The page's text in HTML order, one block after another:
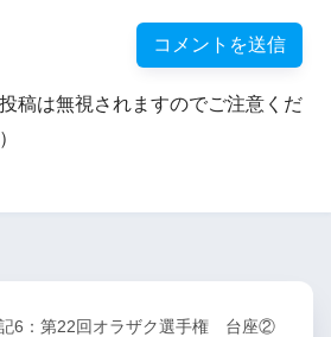
稿は無視されますのでご注意くだ
6：第22回オラザク選手権 台座②